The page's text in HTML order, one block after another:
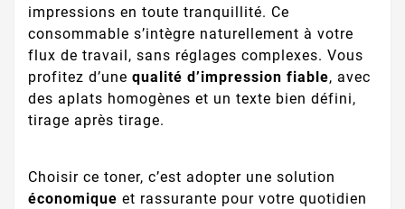
impressions en toute tranquillité. Ce
consommable s’intègre naturellement à votre
flux de travail, sans réglages complexes. Vous
profitez d’une qualité d’impression fiable, avec
des aplats homogènes et un texte bien défini,
tirage après tirage.
Choisir ce toner, c’est adopter une solution
économique et rassurante pour votre quotidien